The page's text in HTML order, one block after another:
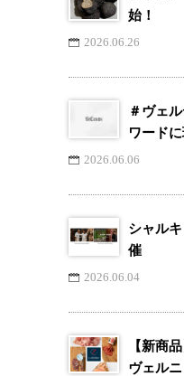
始！
2026.06.26
＃ヴェ
ワードに
2026.06.06
シャル
催
2026.06.04
【新商
ヴェル